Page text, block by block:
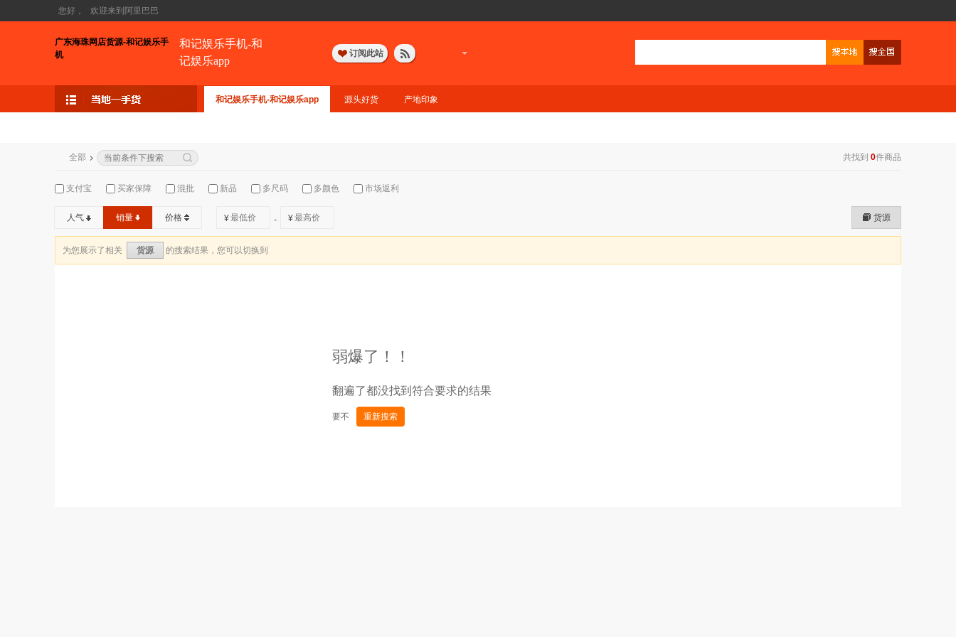
您好， 欢迎来到阿里巴巴
广东海珠网店货源-和记娱乐手
机
和记娱乐手机-和
记娱乐app
订阅此站
和记娱乐手机-和记娱乐app 源头好货 产地印象
共找到 0件商品
全部
支付宝 买家保障 混批 新品 多尺码 多颜色 市场返利
人气 销量 价格 ¥ - ¥ 货源
为您展示了相关 货源 的搜索结果，您可以切换到
弱爆了！！
翻遍了都没找到符合要求的结果
要不 重新搜索